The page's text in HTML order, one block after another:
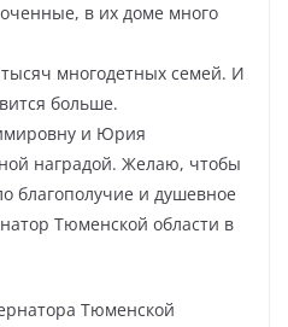
в их доме много
многодетных семей. И
больше.
и Юрия
наградой. Желаю, чтобы
благополучие и душевное
Тюменской области в
Тюменской